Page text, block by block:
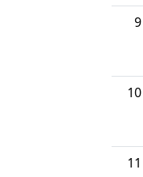
9
10
11